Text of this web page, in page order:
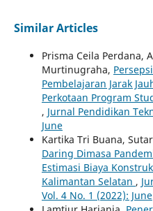
Similar Articles
Prisma Ceila Perdana,
Murtinugraha,
Pembelajaran Jarak
Perkotaan Program
, Jurnal Pendidikan
June
Kartika Tri Buana,
Daring Dimasa
Estimasi Biaya
Kalimantan Selatan ,
Vol. 4 No. 1 (2022): June